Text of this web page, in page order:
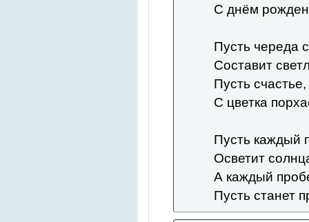
С днём
Пусть череда
Составит
Пусть
С цветка
Пусть каждый
Осветит
А каждый
Пусть станет